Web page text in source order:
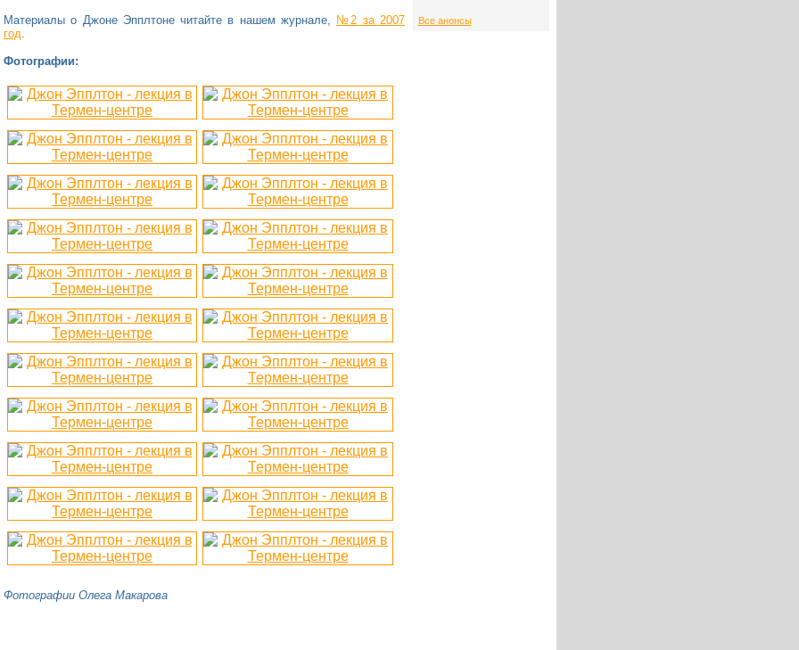
Материалы о Джоне Эпплтоне читайте в нашем журнале, №2 за 2007
год.
Фотографии:
Фотографии Олега Макарова
Все анонсы